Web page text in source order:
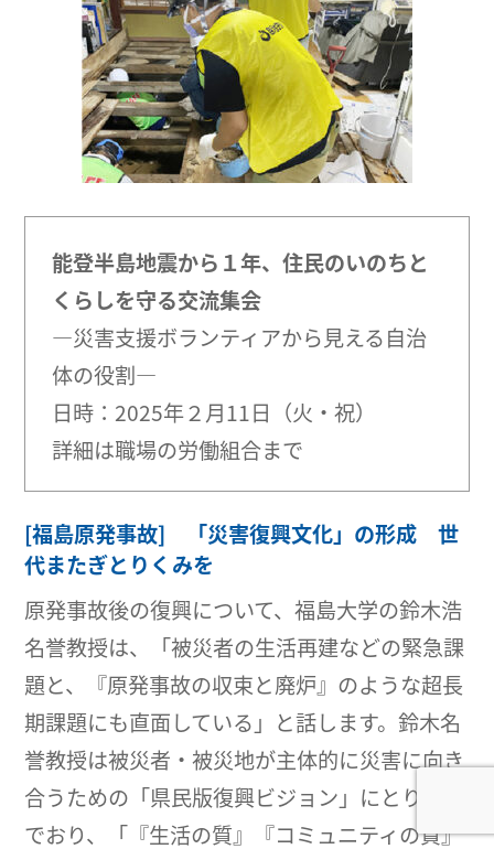
能登半島地震から１年、住民のいのちと
くらしを守る交流集会
―災害支援ボランティアから見える自治
体の役割―
日時：2025年２月11日（火・祝）
詳細は職場の労働組合まで
[福島原発事故] 「災害復興文化」の形成 世
代またぎとりくみを
原発事故後の復興について、福島大学の鈴木浩
名誉教授は、「被災者の生活再建などの緊急課
題と、『原発事故の収束と廃炉』のような超長
期課題にも直面している」と話します。鈴木名
誉教授は被災者・被災地が主体的に災害に向き
合うための「県民版復興ビジョン」にとりくん
でおり、「『生活の質』『コミュニティの質』